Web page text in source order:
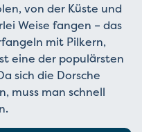
von der Küste und
Weise fangen – das
mit Pilkern,
eine der populärsten
sich die Dorsche
muss man schnell